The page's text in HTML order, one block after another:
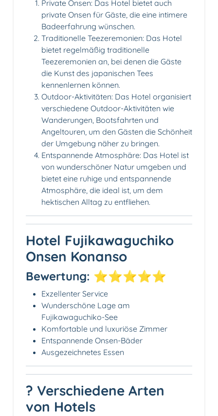
Private Onsen: Das Hotel bietet auch
private Onsen für Gäste, die eine intimere
Badeerfahrung wünschen.
Traditionelle Teezeremonien: Das Hotel
bietet regelmäßig traditionelle
Teezeremonien an, bei denen die Gäste
die Kunst des japanischen Tees
kennenlernen können.
Outdoor-Aktivitäten: Das Hotel organisiert
verschiedene Outdoor-Aktivitäten wie
Wanderungen, Bootsfahrten und
Angeltouren, um den Gästen die Schönheit
der Umgebung näher zu bringen.
Entspannende Atmosphäre: Das Hotel ist
von wunderschöner Natur umgeben und
bietet eine ruhige und entspannende
Atmosphäre, die ideal ist, um dem
hektischen Alltag zu entfliehen.
Hotel Fujikawaguchiko
Onsen Konanso
Bewertung: ⭐⭐⭐⭐⭐
Exzellenter Service
Wunderschöne Lage am
Fujikawaguchiko-See
Komfortable und luxuriöse Zimmer
Entspannende Onsen-Bäder
Ausgezeichnetes Essen
? Verschiedene Arten
von Hotels